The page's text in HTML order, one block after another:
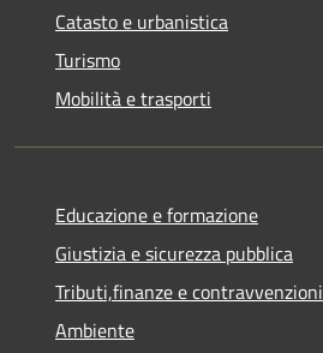
Catasto e urbanistica
Turismo
Mobilità e trasporti
Educazione e formazione
Giustizia e sicurezza pubblica
Tributi,finanze e contravvenzioni
Ambiente